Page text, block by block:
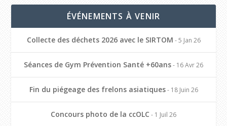
ÉVÉNEMENTS À VENIR
Collecte des déchets 2026 avec le SIRTOM - 5 Jan 26
Séances de Gym Prévention Santé +60ans- 16 Avr 26
Fin du piégeage des frelons asiatiques- 18 Juin 26
Concours photo de la ccOLC - 1 Juil 26